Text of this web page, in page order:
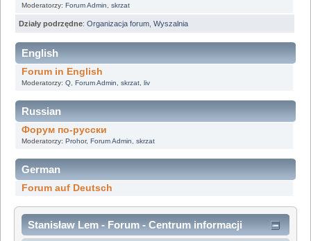
Moderatorzy: Forum Admin skrzat
Działy podrzędne: Organizacja forum Wyszalnia
English
Forum in English
Moderatorzy: Q, Forum Admin skrzat, liv
Russian
Форум по-русски
Moderatorzy: Prohor, Forum Admin skrzat
German
Forum auf Deutsch
Stanisław Lem - Forum - Centrum informacji